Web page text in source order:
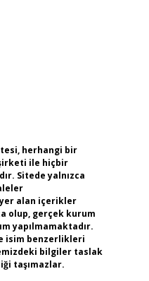
herhangi bir
ile hiçbir
Sitede yalnızca
alan içerikler
olup, gerçek kurum
yapılmamaktadır.
isim benzerlikleri
bilgiler taslak
taşımazlar.